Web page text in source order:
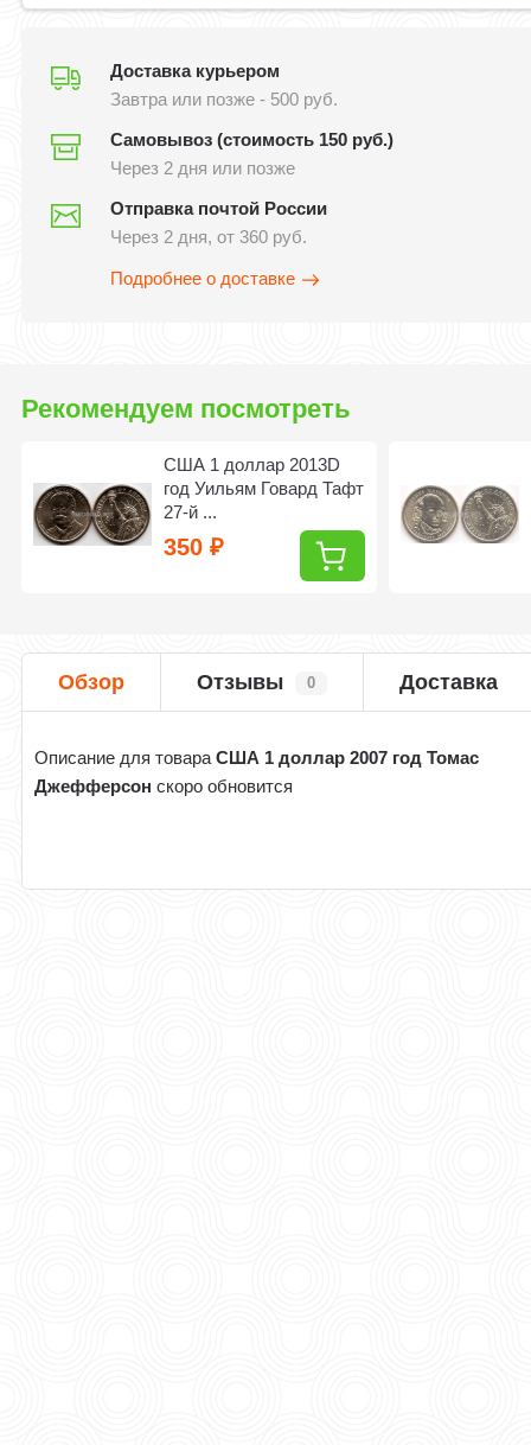
Доставка курьером
Завтра или позже - 500 руб.
Самовывоз (стоимость 150 руб.)
Через 2 дня или позже
Отправка почтой России
Через 2 дня, от 360 руб.
Подробнее о доставке
Рекомендуем посмотреть
США 1 доллар 2013D
год Уильям Говард Тафт
27-й ...
350₽
Обзор Отзывы 0 Доставка
Описание для товараСША 1 доллар 2007 год Томас
Джефферсон скоро обновится